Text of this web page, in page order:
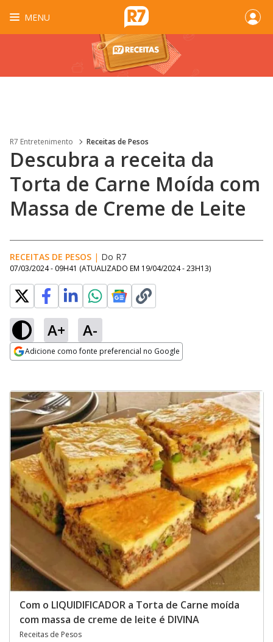
MENU
R7 Entretenimento Receitas de Pesos
Descubra a receita da
Torta de Carne Moída com
Massa de Creme de Leite
RECEITAS DE PESOS | Do R7
07/03/2024 - 09H41 (ATUALIZADO EM 19/04/2024 - 23H13)
A+ A-
Adicione como fonte preferencial no Google
Com o LIQUIDIFICADOR a Torta de Carne moída
com massa de creme de leite é DIVINA
Receitas de Pesos